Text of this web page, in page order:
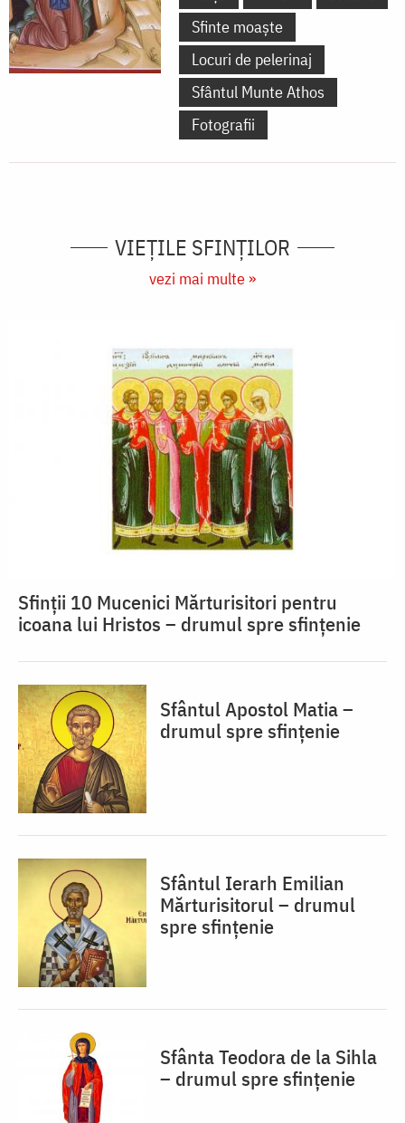
Sfinte moaște
Locuri de pelerinaj
Sfântul Munte Athos
Fotografii
VIEŢILE SFINŢILOR
vezi mai multe »
Sfinții 10 Mucenici Mărturisitori pentru
icoana lui Hristos – drumul spre sfințenie
Sfântul Apostol Matia –
drumul spre sfințenie
Sfântul Ierarh Emilian
Mărturisitorul – drumul
spre sfințenie
Sfânta Teodora de la Sihla
– drumul spre sfințenie